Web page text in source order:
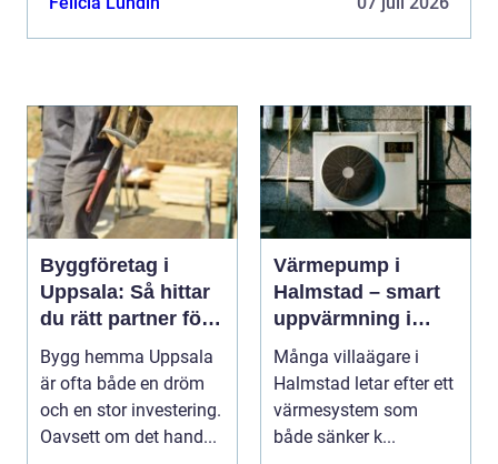
Byggföretag i
Uppsala: Så hittar
du rätt partner för
ditt projekt
Bygg hemma Uppsala
är ofta både en dröm
och en stor investering.
Oavsett om det hand...
Värmepump i
Halmstad – smart
uppvärmning i
kustklimat
Många villaägare i
Halmstad letar efter ett
värmesystem som
både sänker k...